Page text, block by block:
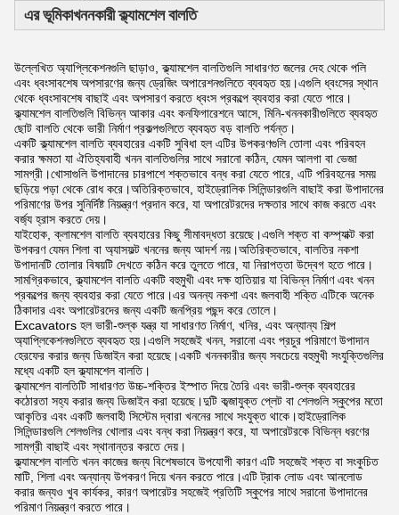
এর ভূমিকাখননকারী ক্ল্যামশেল বালতি
উল্লেখিত অ্যাপ্লিকেশনগুলি ছাড়াও, ক্ল্যামশেল বালতিগুলি সাধারণত জলের দেহ থেকে পলি
এবং ধ্বংসাবশেষ অপসারণের জন্য ড্রেজিং অপারেশনগুলিতে ব্যবহৃত হয়।এগুলি ধ্বংসের স্থান
থেকে ধ্বংসাবশেষ বাছাই এবং অপসারণ করতে ধ্বংস প্রকল্পে ব্যবহার করা যেতে পারে।
ক্ল্যামশেল বালতিগুলি বিভিন্ন আকার এবং কনফিগারেশনে আসে, মিনি-খননকারীগুলিতে ব্যবহৃত
ছোট বালতি থেকে ভারী নির্মাণ প্রকল্পগুলিতে ব্যবহৃত বড় বালতি পর্যন্ত।
একটি ক্ল্যামশেল বালতি ব্যবহারের একটি সুবিধা হল এটির উপকরণগুলি তোলা এবং পরিবহন
করার ক্ষমতা যা ঐতিহ্যবাহী খনন বালতিগুলির সাথে সরানো কঠিন, যেমন আলগা বা ভেজা
সামগ্রী।খোসাগুলি উপাদানের চারপাশে শক্তভাবে বন্ধ করা যেতে পারে, এটি পরিবহনের সময়
ছড়িয়ে পড়া থেকে রোধ করে।অতিরিক্তভাবে, হাইড্রোলিক সিলিন্ডারগুলি বাছাই করা উপাদানের
পরিমাণের উপর সুনির্দিষ্ট নিয়ন্ত্রণ প্রদান করে, যা অপারেটরদের দক্ষতার সাথে কাজ করতে এবং
বর্জ্য হ্রাস করতে দেয়।
যাইহোক, ক্লামশেল বালতি ব্যবহারের কিছু সীমাবদ্ধতা রয়েছে।এগুলি শক্ত বা কম্প্যাক্ট করা
উপকরণ যেমন শিলা বা অ্যাসফল্ট খননের জন্য আদর্শ নয়।অতিরিক্তভাবে, বালতির নকশা
উপাদানটি তোলার বিষয়টি দেখতে কঠিন করে তুলতে পারে, যা নিরাপত্তা উদ্বেগ হতে পারে।
সামগ্রিকভাবে, ক্ল্যামশেল বালতি একটি বহুমুখী এবং দক্ষ হাতিয়ার যা বিভিন্ন নির্মাণ এবং খনন
প্রকল্পের জন্য ব্যবহার করা যেতে পারে।এর অনন্য নকশা এবং জলবাহী শক্তি এটিকে অনেক
ঠিকাদার এবং অপারেটরদের জন্য একটি জনপ্রিয় পছন্দ করে তোলে।
Excavators হল ভারী-শুল্ক যন্ত্র যা সাধারণত নির্মাণ, খনির, এবং অন্যান্য শিল্প
অ্যাপ্লিকেশনগুলিতে ব্যবহৃত হয়।এগুলি সহজেই খনন, সরানো এবং প্রচুর পরিমাণে উপাদান
হেরফের করার জন্য ডিজাইন করা হয়েছে।একটি খননকারীর জন্য সবচেয়ে বহুমুখী সংযুক্তিগুলির
মধ্যে একটি হল ক্ল্যামশেল বালতি।
ক্ল্যামশেল বালতিটি সাধারণত উচ্চ-শক্তির ইস্পাত দিয়ে তৈরি এবং ভারী-শুল্ক ব্যবহারের
কঠোরতা সহ্য করার জন্য ডিজাইন করা হয়েছে।দুটি কব্জাযুক্ত প্লেট বা শেলগুলি স্কুপের মতো
আকৃতির এবং একটি জলবাহী সিস্টেম দ্বারা খননের সাথে সংযুক্ত থাকে।হাইড্রোলিক
সিলিন্ডারগুলি শেলগুলির খোলার এবং বন্ধ করা নিয়ন্ত্রণ করে, যা অপারেটরকে বিভিন্ন ধরণের
সামগ্রী বাছাই এবং স্থানান্তর করতে দেয়।
ক্ল্যামশেল বালতি খনন কাজের জন্য বিশেষভাবে উপযোগী কারণ এটি সহজেই শক্ত বা সংকুচিত
মাটি, শিলা এবং অন্যান্য উপকরণ দিয়ে খনন করতে পারে।এটি ট্রাক লোড এবং আনলোড
করার জন্যও খুব কার্যকর, কারণ অপারেটর সহজেই প্রতিটি স্কুপের সাথে সরানো উপাদানের
পরিমাণ নিয়ন্ত্রণ করতে পারে।